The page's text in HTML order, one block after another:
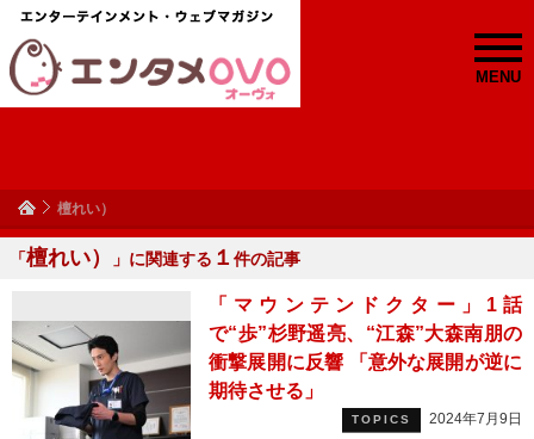
MENU
檀れい）
「檀れい） 」に関連する １ 件の記事
「マウンテンドクター」1話
で“歩”杉野遥亮、“江森”大森南朋の
衝撃展開に反響 「意外な展開が逆に
期待させる」
TOPICS 2024年7月9日